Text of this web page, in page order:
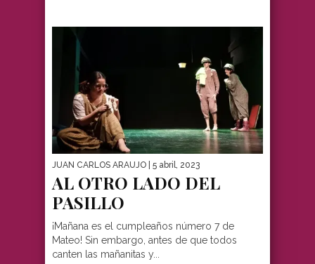
JUAN CARLOS ARAUJO | 5 abril, 2023
AL OTRO LADO DEL
PASILLO
¡Mañana es el cumpleaños número 7 de
Mateo! Sin embargo, antes de que todos
canten las mañanitas y...